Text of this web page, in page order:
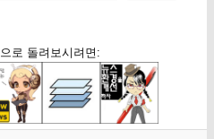
로 돌려보시려면: